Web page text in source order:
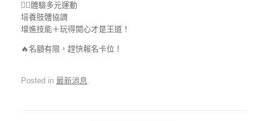
🏃‍♂️體驗多元運動
培養肢體協調
增進技能＋玩得開心才是王道！
🔥名額有限，趕快報名卡位！
Posted in 最新消息